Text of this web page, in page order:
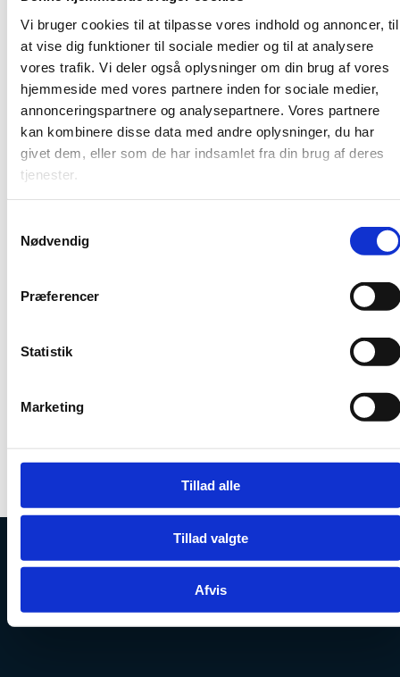
Vi bruger cookies til at tilpasse vores indhold og annoncer, til
at vise dig funktioner til sociale medier og til at analysere
vores trafik. Vi deler også oplysninger om din brug af vores
hjemmeside med vores partnere inden for sociale medier,
annonceringspartnere og analysepartnere. Vores partnere
kan kombinere disse data med andre oplysninger, du har
givet dem, eller som de har indsamlet fra din brug af deres
tjenester.
Nødvendig
Præferencer
Statistik
Marketing
Tillad alle
Tillad valgte
Afvis
Sideantal: 30
Pris: Gratis (pdf)
Uddannelses- og forskningsministeren afgiver hvert år
en beretning til Folketinget om vurdering og
anerkendelse
om merit m.v.
Nøgletal og tidligere beretninger kan findes her:
kvalifikationer fra udlandet
Uddannelses- og Forskningsstyrelsen